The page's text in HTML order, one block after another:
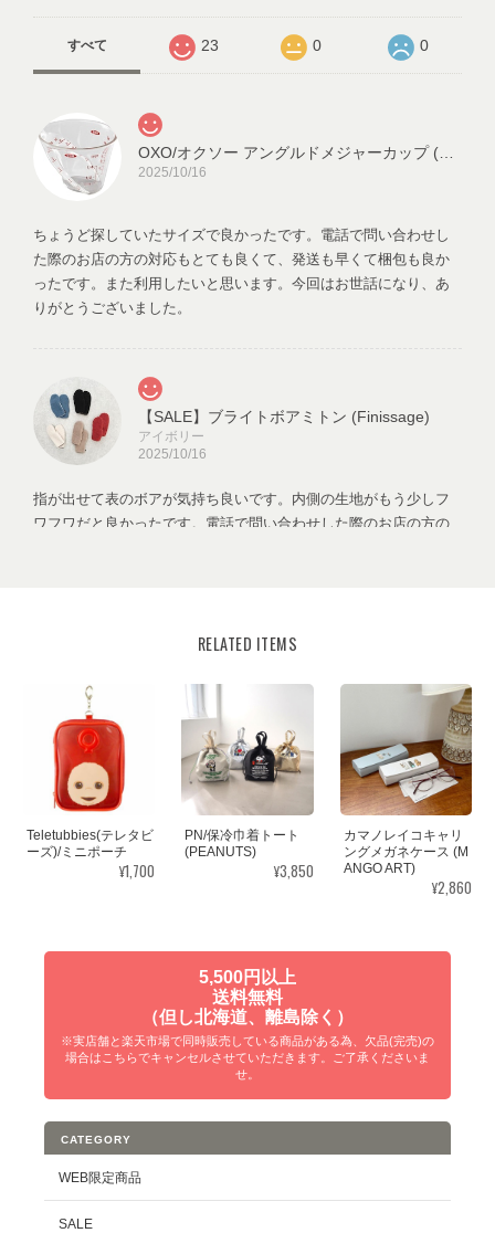
すべて 23 0 0
2025/10/16
ちょうど探していたサイズで良かったです。電話で問い合わせし
た際のお店の方の対応もとても良くて、発送も早くて梱包も良か
ったです。また利用したいと思います。今回はお世話になり、あ
りがとうございました。
【SALE】ブライトボアミトン (Finissage)
アイボリー
2025/10/16
指が出せて表のボアが気持ち良いです。内側の生地がもう少しフ
ワフワだと良かったです。電話で問い合わせした際のお店の方の
Tasmanian Devil（タスマニア デビル）
2025/10/16
他サイトで沢山探して問い合わせしても取り扱い終了や売り切れ
で見つからなかったのに、こちらのショップに在庫があって感動
しました。最初は1個だけ購入するつもりでしたが、お店の方が気
を利かせて「1個だけで大丈夫ですか？」と声掛けしてくださった
ので追加購入も出来て良かったです。すぐに購入手続きするので
ても良くて、発送も早くて梱包も良かったです。また利用したい
と思います。今回はお世話になり、ありがとうございました。
とってもスムーズに送っていただき、ありがとうございました。
RELATED ITEMS
Teletubbies(テレタビ
ーズ)/ミニポーチ
¥1,700
PN/保冷巾着トート
(PEANUTS)
¥3,850
カマノレイコキャリ
ングメガネケース (M
ANGO ART)
¥2,860
5,500円以上
送料無料
（但し北海道、離島除く）
※実店舗と楽天市場で同時販売している商品がある為、欠品(完売)の
場合はこちらでキャンセルさせていただきます。ご了承くださいま
せ。
CATEGORY
WEB限定商品
SALE